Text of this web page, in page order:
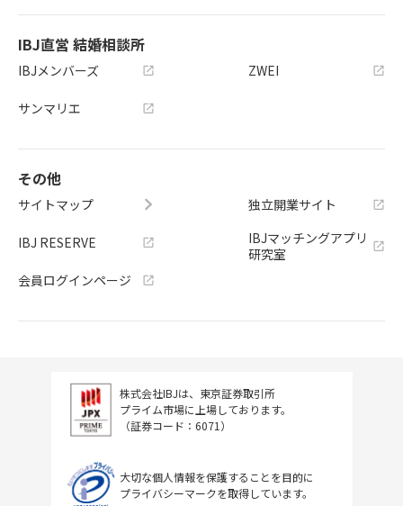
IBJ直営 結婚相談所
IBJメンバーズ
サンマリエ
ZWEI
その他
サイトマップ
IBJ RESERVE
会員ログインページ
独立開業サイト
IBJマッチングアプリ
研究室
株式会社IBJは、東京証券取引所
プライム市場に上場しております。
（証券コード：6071）
大切な個人情報を保護することを目的に
プライバシーマークを取得しています。